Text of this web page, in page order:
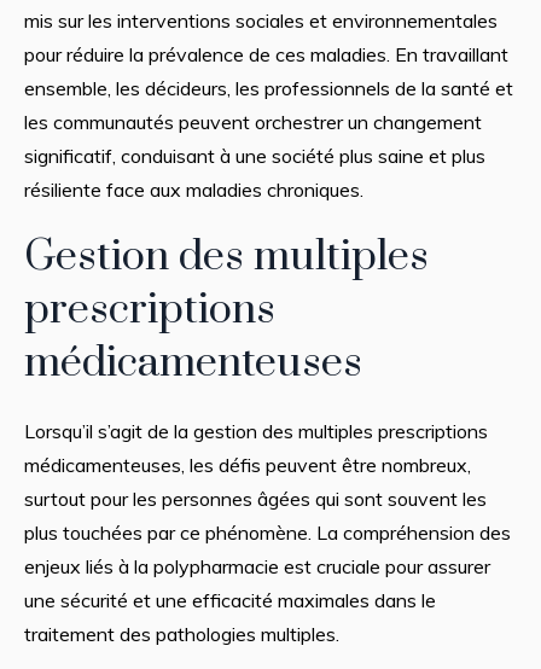
mis sur les interventions sociales et environnementales
pour réduire la prévalence de ces maladies. En travaillant
ensemble, les décideurs, les professionnels de la santé et
les communautés peuvent orchestrer un changement
significatif, conduisant à une société plus saine et plus
résiliente face aux maladies chroniques.
Gestion des multiples
prescriptions
médicamenteuses
Lorsqu’il s’agit de la gestion des multiples prescriptions
médicamenteuses, les défis peuvent être nombreux,
surtout pour les personnes âgées qui sont souvent les
plus touchées par ce phénomène. La compréhension des
enjeux liés à la polypharmacie est cruciale pour assurer
une sécurité et une efficacité maximales dans le
traitement des pathologies multiples.